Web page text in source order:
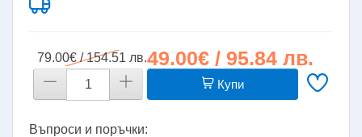
79.00€ / 154.51 лв.49.00€ / 95.84 лв.
Купи
Въпроси и поръчки: